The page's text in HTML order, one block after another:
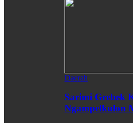
Daerah
Sarimi Grebek
Ngampelkulon